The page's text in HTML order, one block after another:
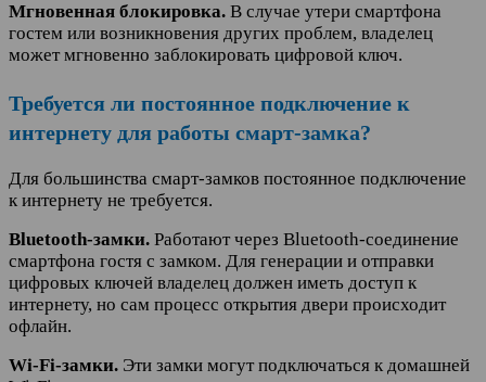
Мгновенная блокировка. В случае утери смартфона
гостем или возникновения других проблем, владелец
может мгновенно заблокировать цифровой ключ.
Требуется ли постоянное подключение к
интернету для работы смарт-замка?
Для большинства смарт-замков постоянное подключение
к интернету не требуется.
Bluetooth-замки. Работают через Bluetooth-соединение
смартфона гостя с замком. Для генерации и отправки
цифровых ключей владелец должен иметь доступ к
интернету, но сам процесс открытия двери происходит
офлайн.
Wi-Fi-замки. Эти замки могут подключаться к домашней